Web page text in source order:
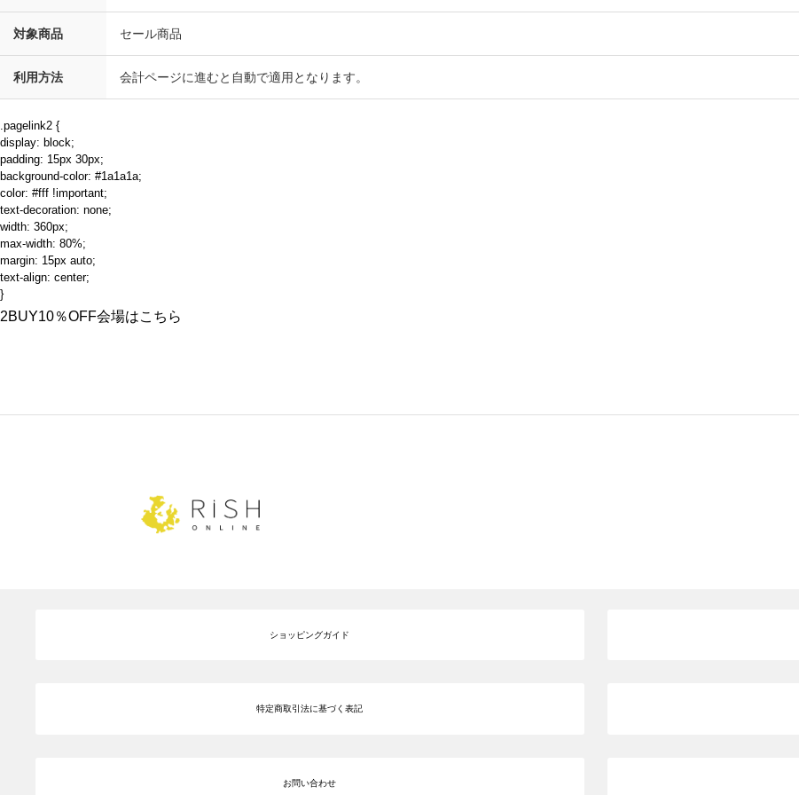
対象商品 セール商品
利用方法 会計ページに進むと自動で適用となります。
.pagelink2 {
display: block;
padding: 15px 30px;
background-color: #1a1a1a;
color: #fff !important;
text-decoration: none;
width: 360px;
max-width: 80%;
margin: 15px auto;
text-align: center;
}
2BUY10％OFF会場はこちら
ショッピングガイド
特定商取引法に基づく表記
お問い合わせ